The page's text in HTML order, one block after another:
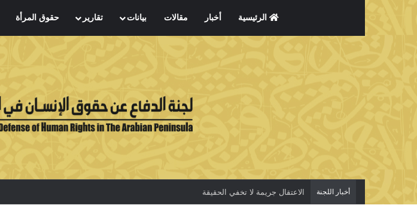
الرئيسية أخبار مقالات بيانات تقارير حقوق المرأة
أخبار اللجنة الاعتقال جريمة لا تخفي الحقيقة